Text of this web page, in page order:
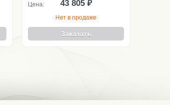
Цена: 43 805 ₽
Нет в продаже
Заказать